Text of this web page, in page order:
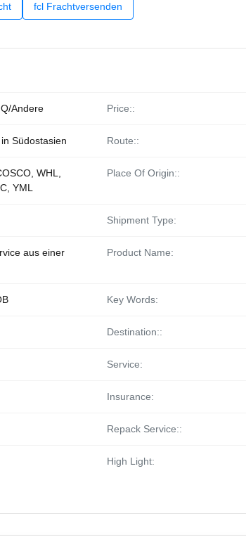
fcl Frachtversenden
Andere Price::
Südostasien Route::
WHL,
YML
Place Of Origin::
Shipment Type:
aus einer
Product Name:
Key Words:
Destination::
Service:
Insurance:
Repack Service::
High Light: